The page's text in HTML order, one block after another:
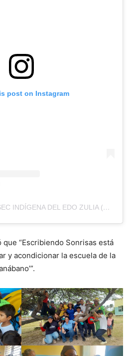
post on Instagram
A POST SHARED BY SEC INDÍGENA DEL EDO ZULIA (@SECINDIGENADELZULIA)
que “Escribiendo Sonrisas está
y acondicionar la escuela de la